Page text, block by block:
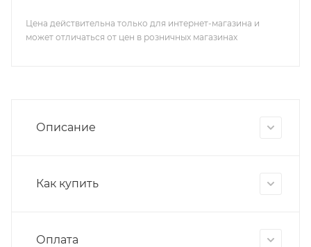
Цена действительна только для интернет-магазина и
может отличаться от цен в розничных магазинах
Описание
Как купить
Оплата